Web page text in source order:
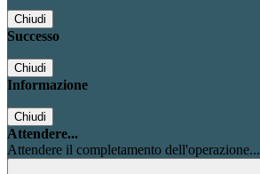
Chiudi
Successo
Chiudi
Informazione
Chiudi
Attendere...
Attendere il completamento dell'operazione...